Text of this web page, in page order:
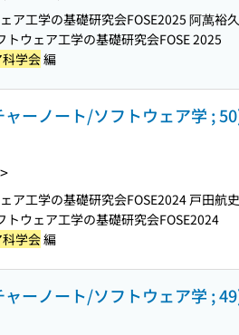
ア工学の基礎研究会FOSE2025 阿萬裕
トウェア工学の基礎研究会FOSE 2025
学会編
ーノート/ソフトウェア学 ;
ア工学の基礎研究会FOSE2024 戸田航
トウェア工学の基礎研究会FOSE2024
学会編
ーノート/ソフトウェア学 ;